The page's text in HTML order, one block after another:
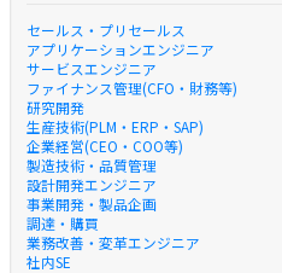
セールス・プリセールス
アプリケーションエンジニア
サービスエンジニア
ファイナンス管理(CFO・財務等)
研究開発
生産技術(PLM・ERP・SAP)
企業経営(CEO・COO等)
製造技術・品質管理
設計開発エンジニア
事業開発・製品企画
調達・購買
業務改善・変革エンジニア
社内SE